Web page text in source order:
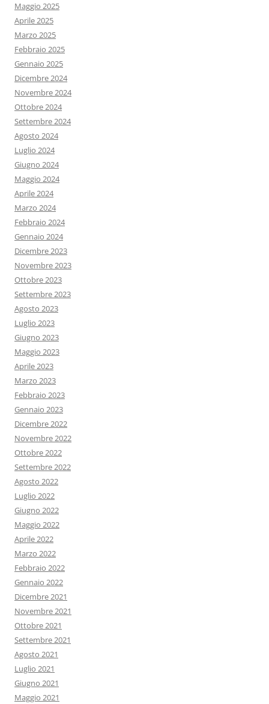
Maggio 2025
Aprile 2025
Marzo 2025
Febbraio 2025
Gennaio 2025
Dicembre 2024
Novembre 2024
Ottobre 2024
Settembre 2024
Agosto 2024
Luglio 2024
Giugno 2024
Maggio 2024
Aprile 2024
Marzo 2024
Febbraio 2024
Gennaio 2024
Dicembre 2023
Novembre 2023
Ottobre 2023
Settembre 2023
Agosto 2023
Luglio 2023
Giugno 2023
Maggio 2023
Aprile 2023
Marzo 2023
Febbraio 2023
Gennaio 2023
Dicembre 2022
Novembre 2022
Ottobre 2022
Settembre 2022
Agosto 2022
Luglio 2022
Giugno 2022
Maggio 2022
Aprile 2022
Marzo 2022
Febbraio 2022
Gennaio 2022
Dicembre 2021
Novembre 2021
Ottobre 2021
Settembre 2021
Agosto 2021
Luglio 2021
Giugno 2021
Maggio 2021